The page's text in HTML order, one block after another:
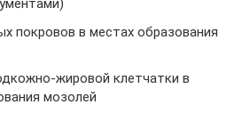
покровов в местах образования
жировой клетчатки в
мозолей